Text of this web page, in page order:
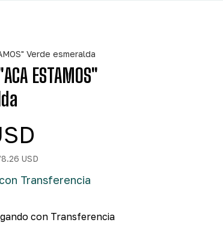
Verde esmeralda
ESTAMOS"
USD
con Transferencia
con Transferencia